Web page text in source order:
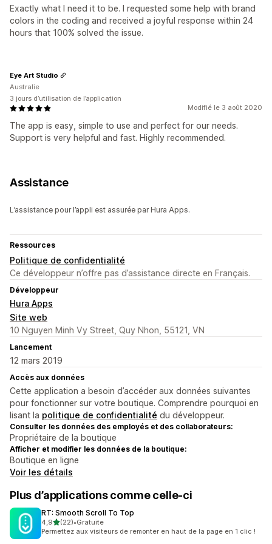
Exactly what I need it to be. I requested some help with brand
colors in the coding and received a joyful response within 24
hours that 100% solved the issue.
Modifié le 3 août 2020
The app is easy, simple to use and perfect for our needs.
Support is very helpful and fast. Highly recommended.
Eye Art Studio
Australie
3 jours d’utilisation de l’application
Assistance
L’assistance pour l’appli est assurée par Hura Apps.
Ressources
Politique de confidentialité
Ce développeur n’offre pas d’assistance directe en Français.
Développeur
Hura Apps
Site web
10 Nguyen Minh Vy Street, Quy Nhon, 55121, VN
Lancement
12 mars 2019
Accès aux données
Cette application a besoin d’accéder aux données suivantes
pour fonctionner sur votre boutique. Comprendre pourquoi en
lisant la politique de confidentialité du développeur.
Consulter les données des employés et des collaborateurs:
Propriétaire de la boutique
Afficher et modifier les données de la boutique:
Boutique en ligne
Voir les détails
Plus d’applications comme celle-ci
RT: Smooth Scroll To Top
4,9étoile(s) sur 5
(22)
22 avis au total
•Gratuite
Permettez aux visiteurs de remonter en haut de la page en 1 clic !